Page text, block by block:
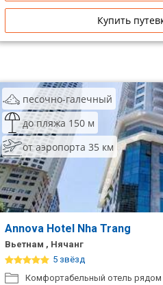
Купить
песочно-галечный
до пляжа 150 м
от аэропорта 35 км
Annova Hotel Nha Trang
Вьетнам , Нячанг
5 звёзд
Комфортабельный отель рядом